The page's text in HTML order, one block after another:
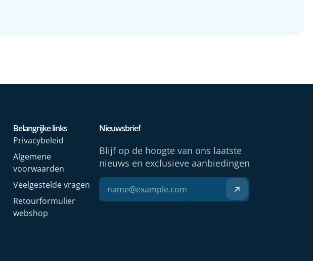
Belangrijke links
Privacybeleid
Algemene
voorwaarden
Veelgestelde vragen
Retourformulier
webshop
Nieuwsbrief
Blijf op de hoogte van ons laatste
nieuws en exclusieve aanbiedingen